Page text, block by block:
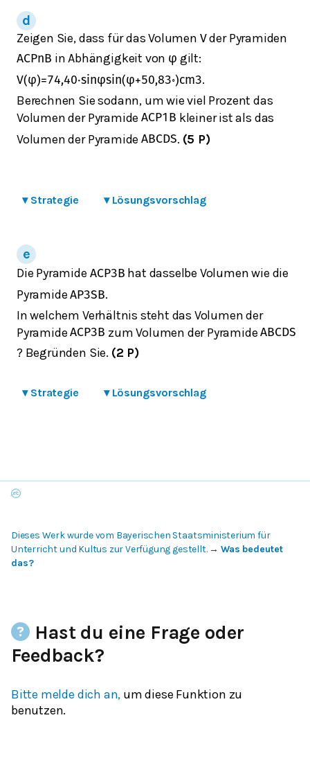
Zeigen Sie, dass für das Volumen Vder Pyramiden
ACPn B in Abhängigkeit von φ gilt:
V(φ)=74,40⋅sinφsin(φ+50,83∘)cm3.
Berechnen Sie sodann, um wie viel Prozent das
Volumen der Pyramide ACP1 B kleiner ist als das
Volumen der Pyramide ABCDS. (5 P)
▾ Strategie ▾ Lösungsvorschlag
Die Pyramide ACP3 B hat dasselbe Volumen wie die
PyramideAP3S B.
In welchem Verhältnis steht das Volumen der
PyramideACP3 B zum Volumen der PyramideABCDS
? Begründen Sie. (2 P)
▾ Strategie ▾ Lösungsvorschlag
Dieses Werk wurde vom Bayerischen Staatsministerium für
Unterricht und Kultus zur Verfügung gestellt.→ Was bedeutet
das?
Hast du eine Frage oder
Feedback?
Bitte melde dich an, um diese Funktion zu
benutzen.